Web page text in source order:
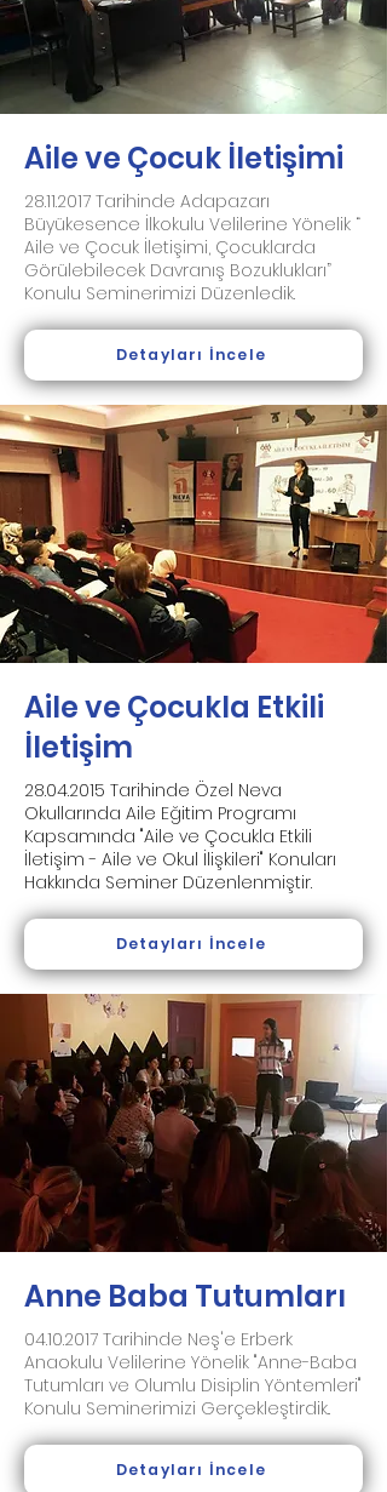
Aile ve Çocuk İletişimi
28.11.2017 Tarihinde Adapazarı
Büyükesence İlkokulu Velilerine Yönelik “
Aile ve Çocuk İletişimi, Çocuklarda
Görülebilecek Davranış Bozuklukları”
Konulu Seminerimizi Düzenledik.
Detayları İncele
Aile ve Çocukla Etkili
İletişim
28.04.2015 Tarihinde Özel Neva
Okullarında Aile Eğitim Programı
Kapsamında "Aile ve Çocukla Etkili
İletişim - Aile ve Okul İlişkileri" Konuları
Hakkında Seminer Düzenlenmiştir.
Detayları İncele
Anne Baba Tutumları
04.10.2017 Tarihinde Neş'e Erberk
Anaokulu Velilerine Yönelik "Anne-Baba
Tutumları ve Olumlu Disiplin Yöntemleri"
Konulu Seminerimizi Gerçekleştirdik..
Detayları İncele